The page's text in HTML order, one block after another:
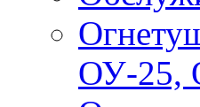
ОУ-25,